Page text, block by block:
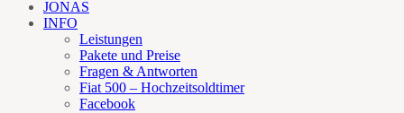
JONAS
INFO
Leistungen
Pakete und Preise
Fragen & Antworten
Fiat 500 – Hochzeitsoldtimer
Facebook